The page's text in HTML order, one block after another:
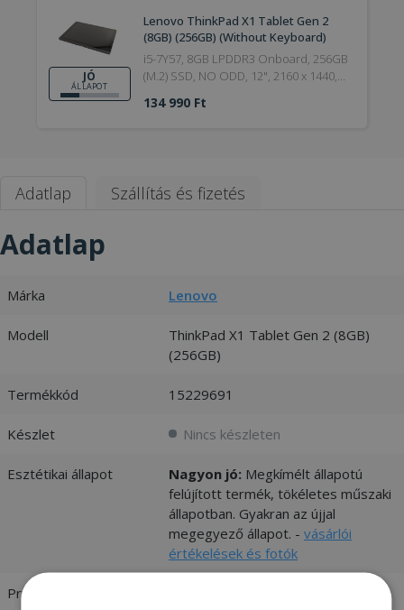
JÓ
ÁLLAPOT
Lenovo ThinkPad X1 Tablet Gen 2
(8GB) (256GB) (Without Keyboard)
(Touchscreen)
i5-7Y57, 8GB LPDDR3 Onboard, 256GB
(M.2) SSD, NO ODD, 12", 2160 x 1440,
Touchscreen, 2016, Jó
134 990 Ft
Adatlap Szállítás és fizetés
Adatlap
Márka Lenovo
Modell
ThinkPad X1 Tablet Gen 2 (8GB)
(256GB)
Termékkód 15229691
Készlet Nincs készleten
Esztétikai állapot Nagyon jó: Megkímélt állapotú
felújított termék, tökéletes műszaki
állapotban. Gyakran az újjal
megegyező állapot. - vásárlói
értékelések és fotók
Processzor